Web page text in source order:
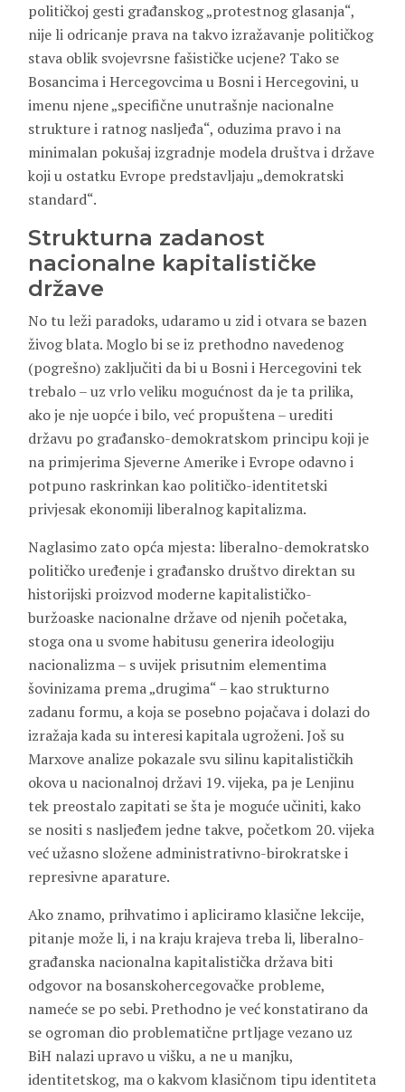
političkoj gesti građanskog „protestnog glasanja“,
nije li odricanje prava na takvo izražavanje političkog
stava oblik svojevrsne fašističke ucjene? Tako se
Bosancima i Hercegovcima u Bosni i Hercegovini, u
imenu njene „specifične unutrašnje nacionalne
strukture i ratnog nasljeđa“, oduzima pravo i na
minimalan pokušaj izgradnje modela društva i države
koji u ostatku Evrope predstavljaju „demokratski
standard“.
Strukturna zadanost
nacionalne kapitalističke
države
No tu leži paradoks, udaramo u zid i otvara se bazen
živog blata. Moglo bi se iz prethodno navedenog
(pogrešno) zaključiti da bi u Bosni i Hercegovini tek
trebalo – uz vrlo veliku mogućnost da je ta prilika,
ako je nje uopće i bilo, već propuštena – urediti
državu po građansko-demokratskom principu koji je
na primjerima Sjeverne Amerike i Evrope odavno i
potpuno raskrinkan kao političko-identitetski
privjesak ekonomiji liberalnog kapitalizma.
Naglasimo zato opća mjesta: liberalno-demokratsko
političko uređenje i građansko društvo direktan su
historijski proizvod moderne kapitalističko-
buržoaske nacionalne države od njenih početaka,
stoga ona u svome habitusu generira ideologiju
nacionalizma – s uvijek prisutnim elementima
šovinizama prema „drugima“ – kao strukturno
zadanu formu, a koja se posebno pojačava i dolazi do
izražaja kada su interesi kapitala ugroženi. Još su
Marxove analize pokazale svu silinu kapitalističkih
okova u nacionalnoj državi 19. vijeka, pa je Lenjinu
tek preostalo zapitati se šta je moguće učiniti, kako
se nositi s nasljeđem jedne takve, početkom 20. vijeka
već užasno složene administrativno-birokratske i
represivne aparature.
Ako znamo, prihvatimo i apliciramo klasične lekcije,
pitanje može li, i na kraju krajeva treba li, liberalno-
građanska nacionalna kapitalistička država biti
odgovor na bosanskohercegovačke probleme,
nameće se po sebi. Prethodno je već konstatirano da
se ogroman dio problematične prtljage vezano uz
BiH nalazi upravo u višku, a ne u manjku,
identitetskog, ma o kakvom klasičnom tipu identiteta